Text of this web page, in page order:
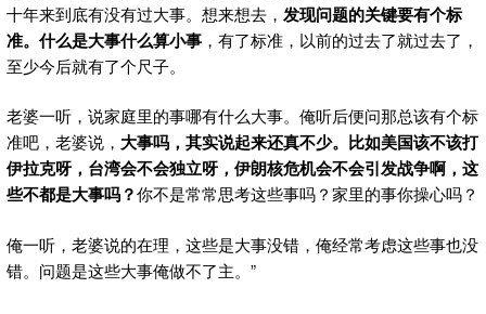
十年来到底有没有过大事。想来想去， 发现问题的关键要有个标
准。什么是大事什么算小事 ，有了标准，以前的过去了就过去了，
至少今后就有了个尺子。
老婆一听，说家庭里的事哪有什么大事。俺听后便问那总该有个标
准吧，老婆说， 大事吗，其实说起来还真不少。比如美国该不该打
伊拉克呀，台湾会不会独立呀，伊朗核危机会不会引发战争啊，这
些不都是大事吗？你不是常常思考这些事吗？家里的事你操心吗？
俺一听，老婆说的在理，这些是大事没错，俺经常考虑这些事也没
错。问题是这些大事俺做不了主。”